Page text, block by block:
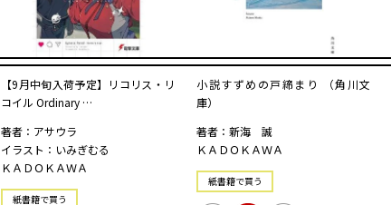
【9月中旬入荷予定】リコリス・リ
コイル Ordinary …
著者：アサウラ
イラスト：いみぎむる
ＫＡＤＯＫＡＷＡ
紙書籍で買う
小説すずめの戸締まり （角川文
庫）
著者：新海 誠
ＫＡＤＯＫＡＷＡ
紙書籍で買う